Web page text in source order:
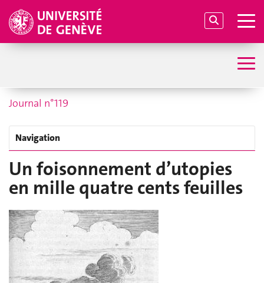
Journal n°119
Navigation
Un foisonnement d’utopies
en mille quatre cents feuilles